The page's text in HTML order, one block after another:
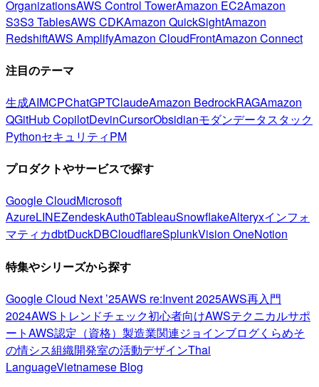
OrganizationsAWS Control TowerAmazon EC2Amazon
S3S3 TablesAWS CDKAmazon QuickSightAmazon
RedshiftAWS AmplifyAmazon CloudFrontAmazon Connect
注目のテーマ
生成AIMCPChatGPTClaudeAmazon BedrockRAGAmazon
QGitHub CopilotDevinCursorObsidianモダンデータスタック
PythonセキュリティPM
プロダクトやサービスで探す
Google CloudMicrosoft
AzureLINEZendeskAuth0TableauSnowflakeAlteryxインフォ
マティカdbtDuckDBCloudflareSplunkVision OneNotion
特集やシリーズから探す
Google Cloud Next ’25AWS re:Invent 2025AWS再入門
2024AWSトレンドチェック初心者向けAWSテクニカルサポ
ートAWS認定（資格） 製造業関連ジョインブログくらめそ
の情シス組織開発室の活動デザインThai
LanguageVietnamese Blog